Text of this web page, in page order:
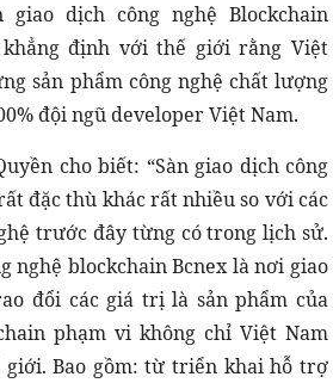
dịch công nghệ Blockchain
khẳng định với thế giới rằng Việt
sản phẩm công nghệ chất lượng
đội ngũ developer Việt Nam.
cho biết: “Sàn giao dịch công
đặc thù khác rất nhiều so với các
trước đây từng có trong lịch sử.
nghệ blockchain Bcnex là nơi giao
đổi các giá trị là sản phẩm của
phạm vi không chỉ Việt Nam
Bao gồm: từ triển khai hỗ trợ